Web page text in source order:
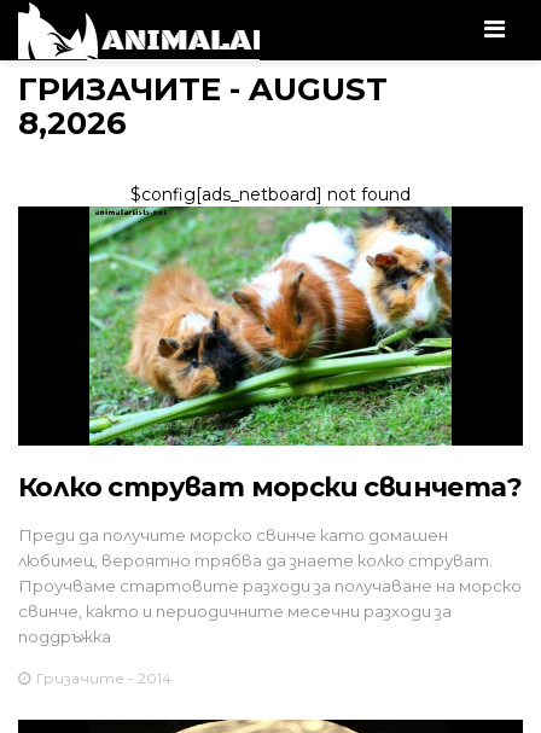
ГРИЗАЧИТЕ - AUGUST
8,2026
$config[ads_netboard] not found
Колко струват морски свинчета?
Преди да получите морско свинче като домашен
любимец, вероятно трябва да знаете колко струват.
Проучваме стартовите разходи за получаване на морско
свинче, както и периодичните месечни разходи за
поддръжка
Гризачите - 2014